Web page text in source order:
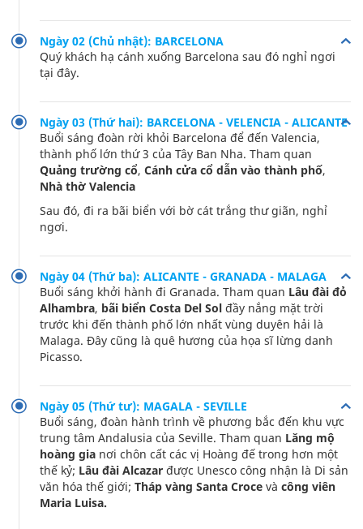
Ngày 02 (Chủ nhật): BARCELONA
Quý khách hạ cánh xuống Barcelona sau đó nghỉ ngơi
tại đây.
Ngày 03 (Thứ hai): BARCELONA - VELENCIA - ALICANTE
Buổi sáng đoàn rời khỏi Barcelona để đến Valencia,
thành phố lớn thứ 3 của Tây Ban Nha. Tham quan
Quảng trường cổ, Cánh cửa cổ dẫn vào thành phố,
Nhà thờ Valencia
Sau đó, đi ra bãi biển với bờ cát trắng thư giãn, nghỉ
ngơi.
Ngày 04 (Thứ ba): ALICANTE - GRANADA - MALAGA
Buổi sáng khởi hành đi Granada. Tham quan Lâu đài đỏ
Alhambra, bãi biển Costa Del Sol đầy nắng mặt trời
trước khi đến thành phố lớn nhất vùng duyên hải là
Malaga. Đây cũng là quê hương của họa sĩ lừng danh
Picasso.
Ngày 05 (Thứ tư): MAGALA - SEVILLE
Buổi sáng, đoàn hành trình về phương bắc đến khu vực
trung tâm Andalusia của Seville. Tham quan Lăng mộ
hoàng gia nơi chôn cất các vị Hoàng đế trong hơn một
thế kỷ; Lâu đài Alcazar được Unesco công nhận là Di sản
văn hóa thế giới; Tháp vàng Santa Croce và công viên
Maria Luisa.